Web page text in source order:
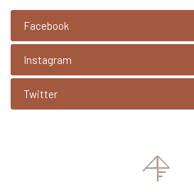
Facebook
Instagram
Twitter